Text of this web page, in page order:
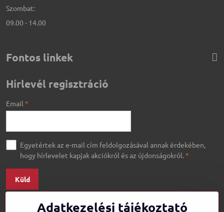
Szombat:
09.00 - 14.00
Fontos linkek
Hírlevél regisztráció
Email *
Egyetértek az e-mail cím feldolgozásával annak érdekében,
hogy hírlevelet kapjak akciókról és az újdonságokról.*
Küld
Adatkezelési tájékoztató